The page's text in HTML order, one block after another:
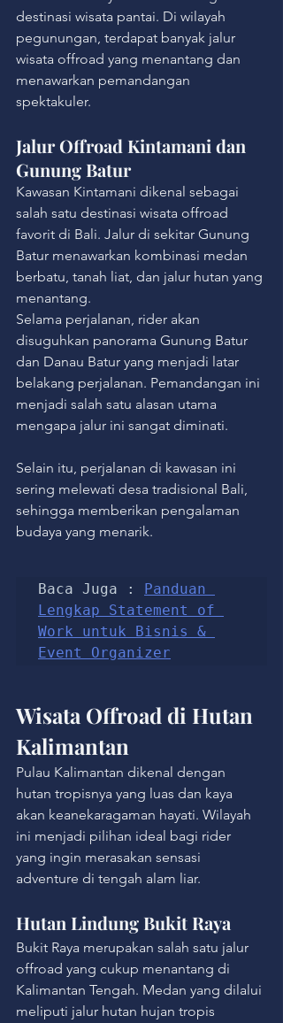
destinasi wisata pantai. Di wilayah
pegunungan, terdapat banyak jalur
wisata offroad yang menantang dan
menawarkan pemandangan
spektakuler.
Jalur Offroad Kintamani dan
Gunung Batur
Kawasan Kintamani dikenal sebagai
salah satu destinasi wisata offroad
favorit di Bali. Jalur di sekitar Gunung
Batur menawarkan kombinasi medan
berbatu, tanah liat, dan jalur hutan yang
menantang.
Selama perjalanan, rider akan
disuguhkan panorama Gunung Batur
dan Danau Batur yang menjadi latar
belakang perjalanan. Pemandangan ini
menjadi salah satu alasan utama
mengapa jalur ini sangat diminati.
Selain itu, perjalanan di kawasan ini
sering melewati desa tradisional Bali,
sehingga memberikan pengalaman
budaya yang menarik.
Baca Juga : Panduan
Lengkap Statement of
Work untuk Bisnis &
Event Organizer
Wisata Offroad di Hutan
Kalimantan
Pulau Kalimantan dikenal dengan
hutan tropisnya yang luas dan kaya
akan keanekaragaman hayati. Wilayah
ini menjadi pilihan ideal bagi rider
yang ingin merasakan sensasi
adventure di tengah alam liar.
Hutan Lindung Bukit Raya
Bukit Raya merupakan salah satu jalur
offroad yang cukup menantang di
Kalimantan Tengah. Medan yang dilalui
meliputi jalur hutan hujan tropis